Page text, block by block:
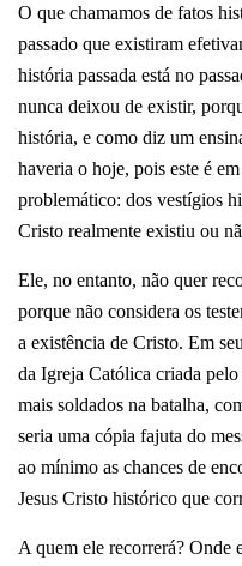
O que chamamos de fatos
passado que existiram
história passada está no
nunca deixou de existir,
história, e como diz um
haveria o hoje, pois este é
problemático: dos vestígios
Cristo realmente existiu ou
Ele, no entanto, não quer
porque não considera os
a existência de Cristo. Em
da Igreja Católica criada
mais soldados na batalha,
seria uma cópia fajuta do
ao mínimo as chances de
Jesus Cristo histórico que
A quem ele recorrerá? Onde